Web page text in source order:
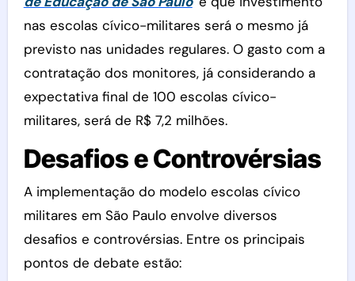
nas escolas cívico-militares será o mesmo já
previsto nas unidades regulares. O gasto com a
contratação dos monitores, já considerando a
expectativa final de 100 escolas cívico-
militares, será de R$ 7,2 milhões.
Desafios e Controvérsias
A implementação do modelo escolas cívico
militares em São Paulo envolve diversos
desafios e controvérsias. Entre os principais
pontos de debate estão: